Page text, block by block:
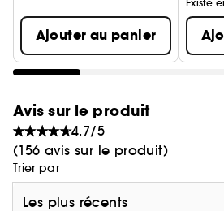
Ajouter au panier
Existe
Avis sur le produit
4.7/5
(156 avis sur le produit)
Trier par
Les plus récents